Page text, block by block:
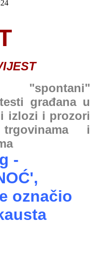
građana u
izlozi i prozori
i
-
označio